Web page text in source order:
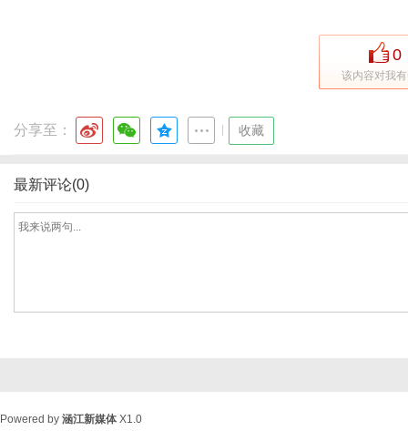
0
该内容对我
分享至： 收藏
最新评论(0)
Powered by 涵江新媒体 X1.0